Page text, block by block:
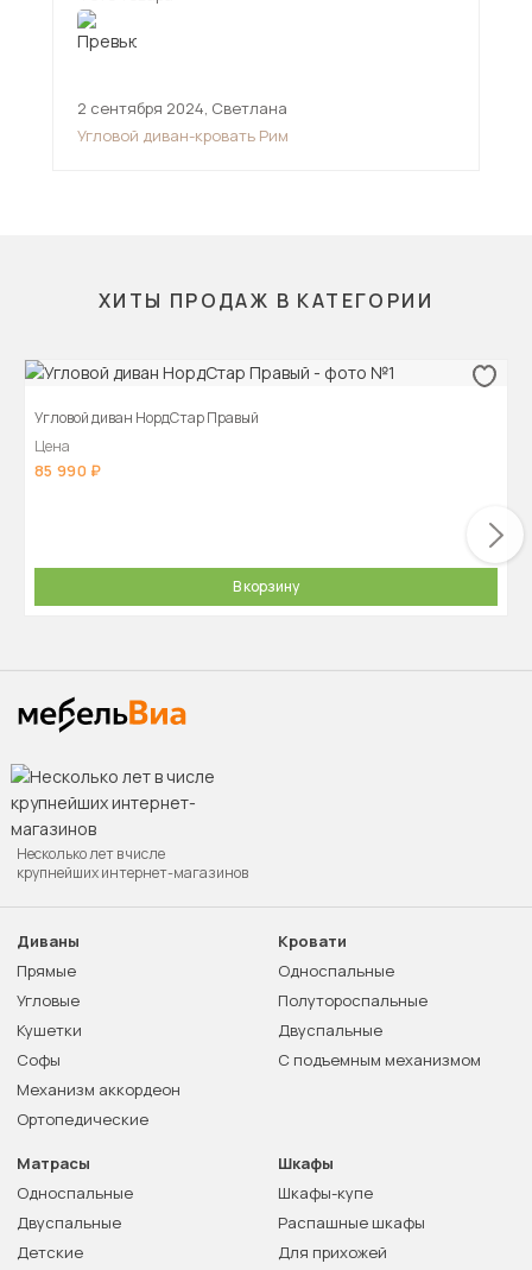
2 сентября 2024, Светлана
Угловой диван-кровать Рим
ХИТЫ ПРОДАЖ В КАТЕГОРИИ
Угловой диван НордСтар Правый
Цена
85 990
В корзину
Несколько лет в числе
крупнейших интернет-магазинов
Диваны
Прямые
Угловые
Кушетки
Софы
Механизм аккордеон
Ортопедические
Кровати
Односпальные
Полутороспальные
Двуспальные
С подъемным механизмом
Матрасы
Односпальные
Двуспальные
Детские
Шкафы
Шкафы-купе
Распашные шкафы
Для прихожей